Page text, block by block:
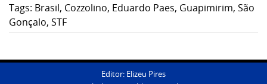
Tags: Brasil, Cozzolino, Eduardo Paes, Guapimirim, São
Gonçalo, STF
Editor: Elizeu Pires